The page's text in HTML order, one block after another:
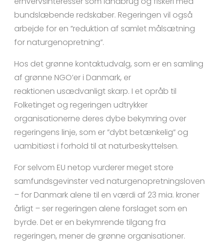
bundslæbende redskaber. Regeringen vil også
arbejde for en ”reduktion af samlet målsætning
for naturgenopretning”.
Hos det grønne kontaktudvalg, som er en samling
af grønne NGO’er i Danmark, er
reaktionen usædvanligt skarp. I et opråb til
Folketinget og regeringen udtrykker
organisationerne deres dybe bekymring over
regeringens linje, som er ”dybt betænkelig” og
uambitiøst i forhold til at naturbeskyttelsen.
For selvom EU netop vurderer meget store
samfundsgevinster ved naturgenopretningsloven
– for Danmark alene til en værdi af 23 mia. kroner
årligt – ser regeringen alene forslaget som en
byrde. Det er en bekymrende tilgang fra
regeringen, mener de grønne organisationer.